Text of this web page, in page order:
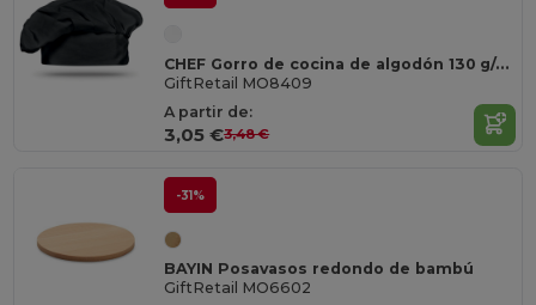
CHEF Gorro de cocina de algodón 130 g/m²
GiftRetail MO8409
A partir de:
3,05 €3,48 €
-31%
BAYIN Posavasos redondo de bambú
GiftRetail MO6602